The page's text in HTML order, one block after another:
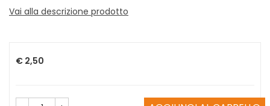
Vai alla descrizione prodotto
Prezzo
€ 2,50